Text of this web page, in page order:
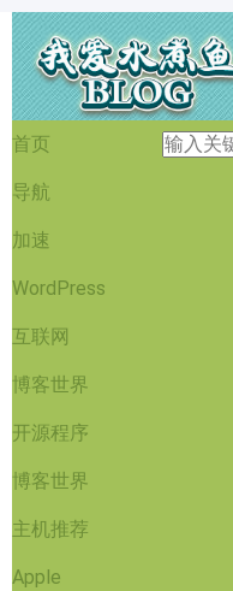
首页
导航
加速
WordPress
互联网
博客世界
开源程序
博客世界
主机推荐
Apple